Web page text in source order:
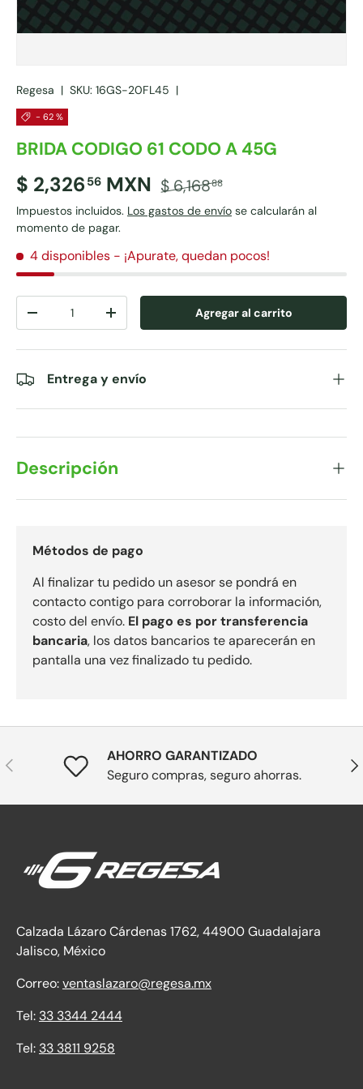
Regesa | SKU: 16GS-20FL45 |
- 62 %
BRIDA CODIGO 61 CODO A 45G
$ 2,326 56 MXN $ 6,16888
Impuestos incluidos. Los gastos de envío se calcularán al
momento de pagar.
4 disponibles - ¡Apurate, quedan pocos!
-
+ Agregar al carrito
Entrega y envío
Descripción
Métodos de pago
Al finalizar tu pedido un asesor se pondrá en
contacto contigo para corroborar la información,
costo del envío. El pago es por transferencia
bancaria, los datos bancarios te aparecerán en
pantalla una vez finalizado tu pedido.
Anterior
AHORRO GARANTIZADO
Seguro compras, seguro ahorras.
Calzada Lázaro Cárdenas 1762, 44900 Guadalajara
Jalisco, México
Correo:ventaslazaro@regesa.mx
Tel: 33 3344 2444
Tel: 33 3811 9258